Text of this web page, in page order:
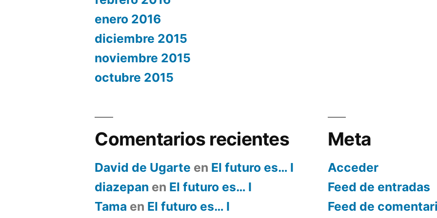
enero 2016
diciembre 2015
noviembre 2015
octubre 2015
Comentarios recientes
David de Ugarte en El futuro es… I
diazepan en El futuro es… I
Tama en El futuro es… I
Meta
Acceder
Feed de entradas
Feed de